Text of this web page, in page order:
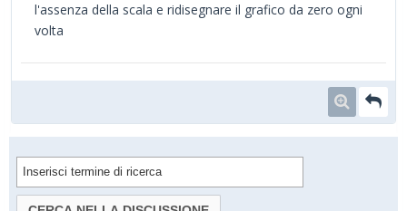
l'assenza della scala e ridisegnare il grafico da zero ogni
volta